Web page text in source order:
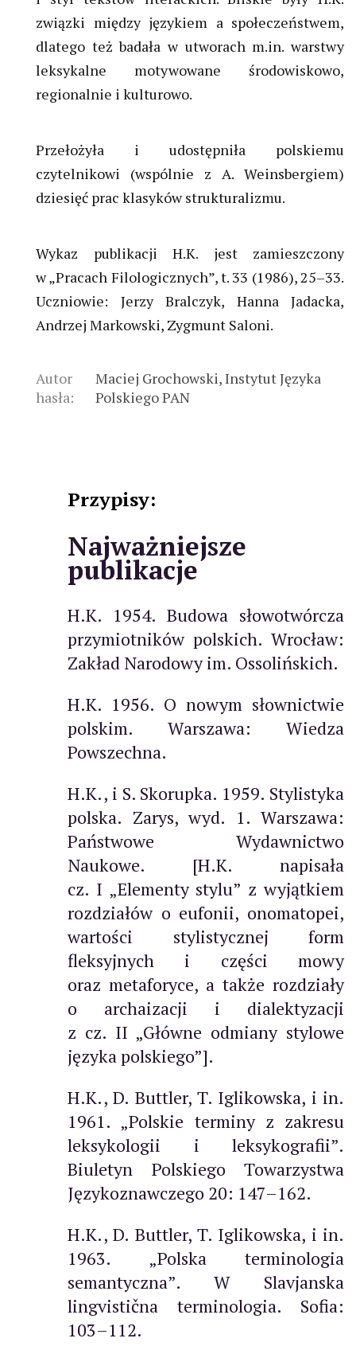
związki między językiem a społeczeństwem,
dlatego też badała w utworach m.in. warstwy
leksykalne motywowane środowiskowo,
regionalnie i kulturowo.
Przełożyła i udostępniła polskiemu
czytelnikowi (wspólnie z A. Weinsbergiem)
dziesięć prac klasyków strukturalizmu.
Wykaz publikacji H.K. jest zamieszczony
w „Pracach Filologicznych”, t. 33 (1986), 25–33.
Uczniowie: Jerzy Bralczyk, Hanna Jadacka,
Andrzej Markowski, Zygmunt Saloni.
Autor
hasła:
Maciej Grochowski, Instytut Języka
Polskiego PAN
Przypisy:
Najważniejsze
publikacje
H.K. 1954. Budowa słowotwórcza
przymiotników polskich. Wrocław:
Zakład Narodowy im. Ossolińskich.
H.K. 1956. O nowym słownictwie
polskim. Warszawa: Wiedza
Powszechna.
H.K., i S. Skorupka. 1959. Stylistyka
polska. Zarys, wyd. 1. Warszawa:
Państwowe Wydawnictwo
Naukowe. [H.K. napisała
cz. I „Elementy stylu” z wyjątkiem
rozdziałów o eufonii, onomatopei,
wartości stylistycznej form
fleksyjnych i części mowy
oraz metaforyce, a także rozdziały
o archaizacji i dialektyzacji
z cz. II „Główne odmiany stylowe
języka polskiego”].
H.K., D. Buttler, T. Iglikowska, i in.
1961. „Polskie terminy z zakresu
leksykologii i leksykografii”.
Biuletyn Polskiego Towarzystwa
Językoznawczego 20: 147–162.
H.K., D. Buttler, T. Iglikowska, i in.
1963. „Polska terminologia
semantyczna”. W Slavjanska
lingvistična terminologia. Sofia:
103–112.